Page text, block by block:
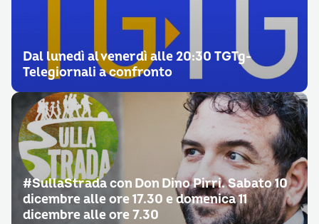
Dal lunedì al venerdì alle 20:30 TGTg-
Telegiornali a confronto
#SullaStrada con Don Dino Pirri. Sabato 10
dicembre alle ore 17.30 e domenica 11
dicembre alle ore 7.30